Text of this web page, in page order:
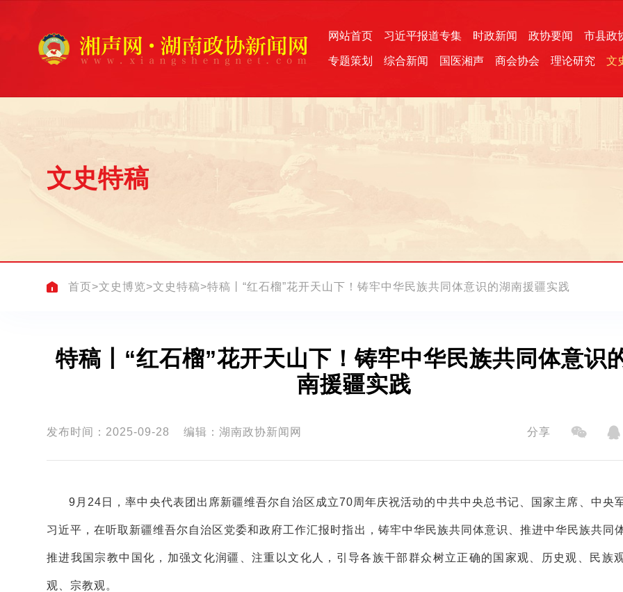
网站首页 习近平报道专集 时政新闻 政协要闻 市县政
专题策划 综合新闻 国医湘声 商会协会 理论研究 文
文史特稿
首页>文史博览>文史特稿>特稿丨“红石榴”花开天山下！铸牢中华民族共同体意识的湖南援疆实践
特稿丨“红石榴”花开天山下！铸牢中华民族共同体意识
南援疆实践
发布时间：2025-09-28 编辑：湖南政协新闻网 分享
9月24日，率中央代表团出席新疆维吾尔自治区成立70周年庆祝活动的中共中央总书记、国家主席、中央
习近平，在听取新疆维吾尔自治区党委和政府工作汇报时指出，铸牢中华民族共同体意识、推进中华民族共同
推进我国宗教中国化，加强文化润疆、注重以文化人，引导各族干部群众树立正确的国家观、历史观、民族
观、宗教观。